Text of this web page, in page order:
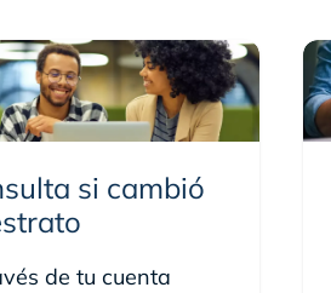
si cambió
de tu cuenta